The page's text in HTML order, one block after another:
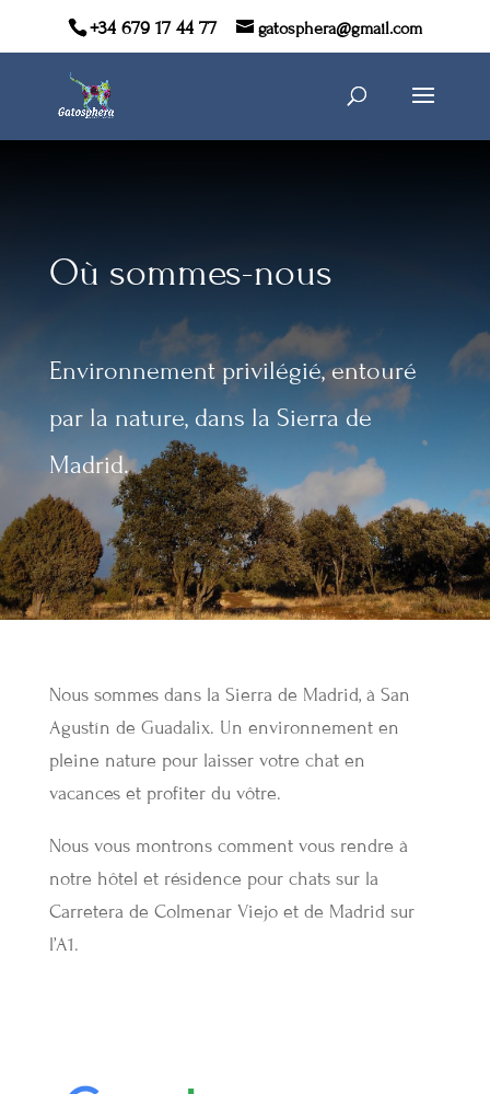
+34 679 17 44 77 gatosphera@gmail.com
Où sommes-nous
Environnement privilégié, entouré
par la nature, dans la Sierra de
Madrid.
Nous sommes dans la Sierra de Madrid, à San
Agustín de Guadalix. Un environnement en
pleine nature pour laisser votre chat en
vacances et profiter du vôtre.
Nous vous montrons comment vous rendre à
notre hôtel et résidence pour chats sur la
Carretera de Colmenar Viejo et de Madrid sur
l’A1.